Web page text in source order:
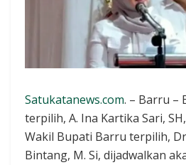
Satukatanews.com. – Barru –
terpilih, A. Ina Kartika Sari,
Wakil Bupati Barru terpilih,
Bintang, M. Si, dijadwalkan